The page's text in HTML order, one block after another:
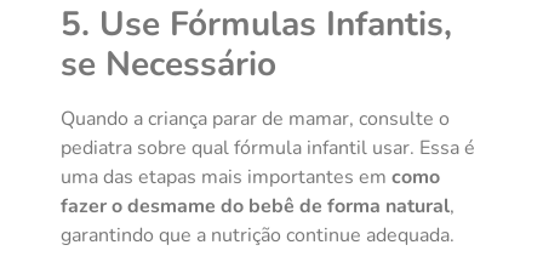
5. Use Fórmulas Infantis,
se Necessário
Quando a criança parar de mamar, consulte o
pediatra sobre qual fórmula infantil usar. Essa é
uma das etapas mais importantes em como
fazer o desmame do bebê de forma natural,
garantindo que a nutrição continue adequada.